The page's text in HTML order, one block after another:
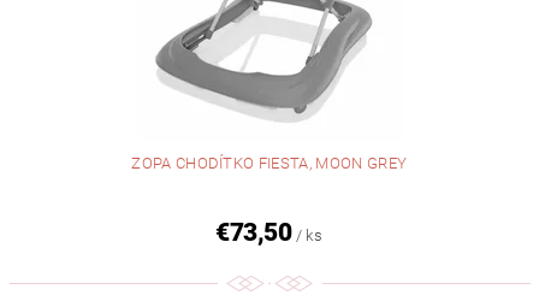
ZOPA CHODÍTKO FIESTA, MOON GREY
€73,50 / ks